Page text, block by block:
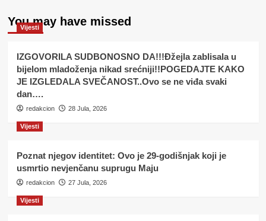
You may have missed
Vijesti
IZGOVORILA SUDBONOSNO DA!!!Đžejla zablisala u
bijelom mladoženja nikad srećniji!!POGEDAJTE KAKO
JE IZGLEDALA SVEČANOST..Ovo se ne viđa svaki
dan….
redakcion 28 Jula, 2026
Vijesti
Poznat njegov identitet: Ovo je 29-godišnjak koji je
usmrtio nevjenčanu suprugu Maju
redakcion 27 Jula, 2026
Vijesti